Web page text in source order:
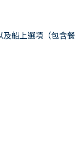
船上選項（包含餐